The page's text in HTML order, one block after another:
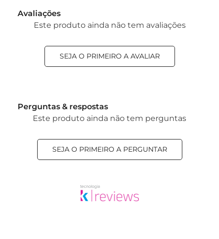
Avaliações
Este produto ainda não tem avaliações
SEJA O PRIMEIRO A AVALIAR
Perguntas & respostas
Este produto ainda não tem perguntas
SEJA O PRIMEIRO A PERGUNTAR